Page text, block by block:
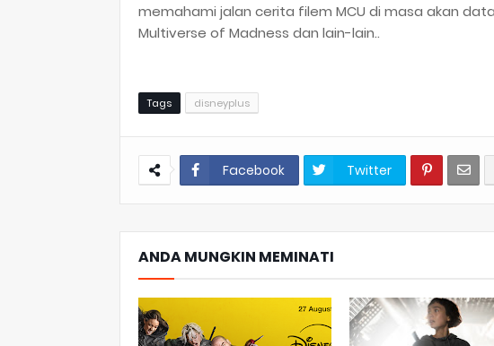
memahami jalan cerita filem MCU di masa akan
Multiverse of Madness dan lain-lain..
Tags disneyplus
Facebook Twitter
ANDA MUNGKIN MEMINATI